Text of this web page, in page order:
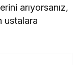
arıyorsanız,
ustalara